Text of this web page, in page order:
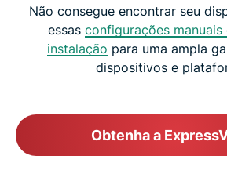
Não consegue encontrar seu
essas configurações
instalação para uma ampla
dispositivos e
Obtenha a